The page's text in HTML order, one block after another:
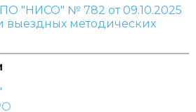
"НИСО" № 782 от 09.10.2025
методических